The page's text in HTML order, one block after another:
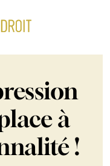
à
!